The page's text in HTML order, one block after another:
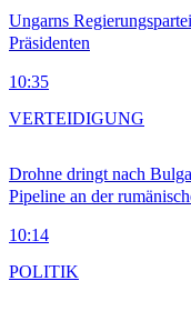
Ungarns
Präsidenten
10:35
Drohne dringt nach
Pipeline an der
10:14
VERTEIDIGUNG
POLITIK